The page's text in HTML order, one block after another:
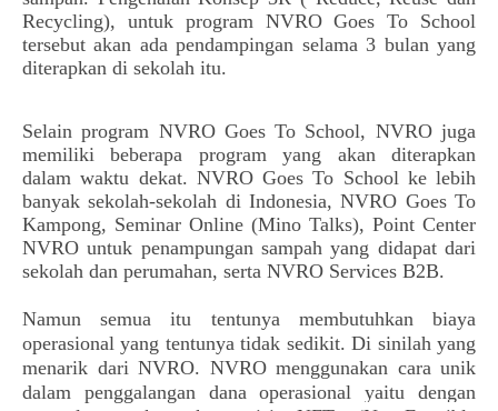
Recycling), untuk program NVRO Goes To School
tersebut akan ada pendampingan selama 3 bulan yang
diterapkan di sekolah itu.
Selain program NVRO Goes To School, NVRO juga
memiliki beberapa program yang akan diterapkan
dalam waktu dekat. NVRO Goes To School ke lebih
banyak sekolah-sekolah di Indonesia, NVRO Goes To
Kampong, Seminar Online (Mino Talks), Point Center
NVRO untuk penampungan sampah yang didapat dari
sekolah dan perumahan, serta NVRO Services B2B.
Namun semua itu tentunya membutuhkan biaya
operasional yang tentunya tidak sedikit. Di sinilah yang
menarik dari NVRO. NVRO menggunakan cara unik
dalam penggalangan dana operasional yaitu dengan